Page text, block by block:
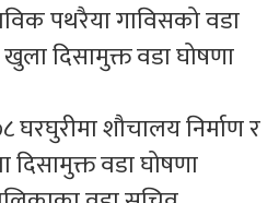
पथरैया गाविसको वडा
दिसामुक्त वडा घोषणा
शौचालय निर्माण र
दिसामुक्त वडा घोषणा